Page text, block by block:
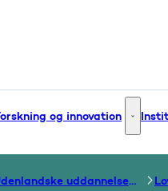
- Flere links
og innovation
Udenlandske uddannelser og dokumentation over grænser